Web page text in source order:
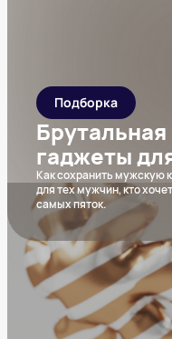
Подборка
гаджеты
Как сохранить мужскую
для тех мужчин, кто
самых пяток.